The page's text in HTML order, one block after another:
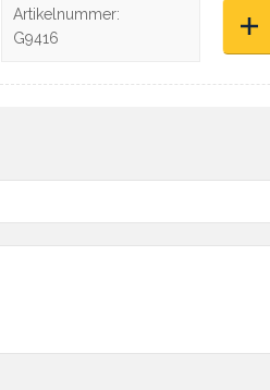
Artikelnummer:
G9416